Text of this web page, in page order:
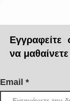
να
Email